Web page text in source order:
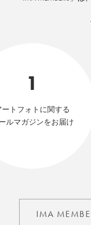
1
ートフォトに関する
ルマガジンをお届け
IMA